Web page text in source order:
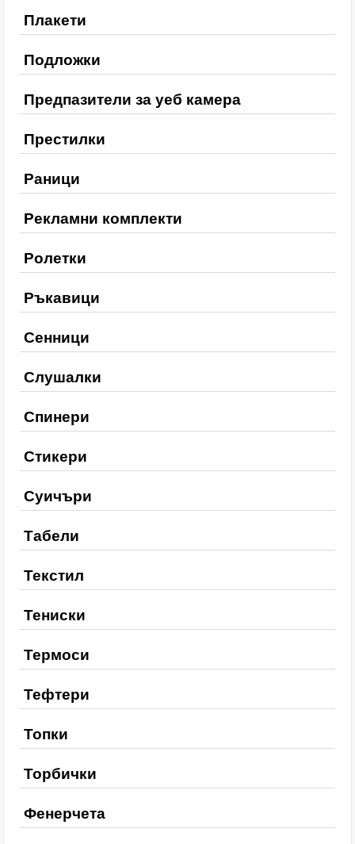
Плакети
Подложки
Предпазители за уеб камера
Престилки
Раници
Рекламни комплекти
Ролетки
Ръкавици
Сенници
Слушалки
Спинери
Стикери
Суичъри
Табели
Текстил
Тениски
Термоси
Тефтери
Топки
Торбички
Фенерчета